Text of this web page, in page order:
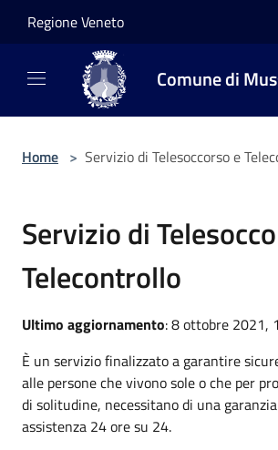
Regione Veneto
Comune di
Home > Servizio di Telesoccorso e
Servizio di
Telecontrollo
Ultimo aggiornamento: 8 ottobre 2021,
È un servizio finalizzato a garantire
alle persone che vivono sole o che per
di solitudine, necessitano di una
assistenza 24 ore su 24.